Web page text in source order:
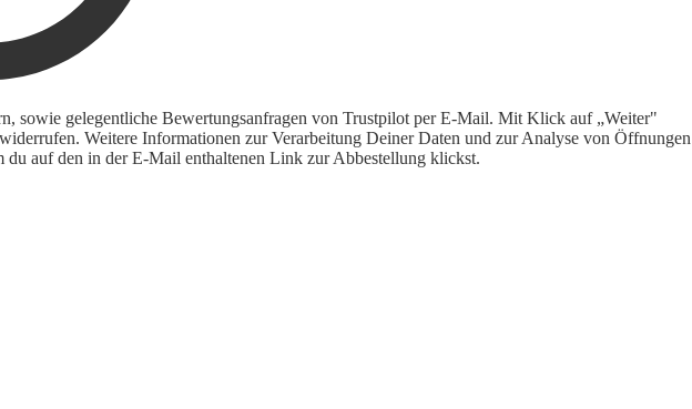
sowie gelegentliche Bewertungsanfragen von Trustpilot per E-Mail. Mit Klick auf „Weiter"
Weitere Informationen zur Verarbeitung Deiner Daten und zur Analyse von Öffnungen
auf den in der E-Mail enthaltenen Link zur Abbestellung klickst.